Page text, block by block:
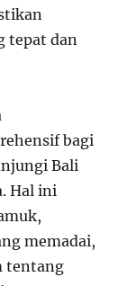
tepat dan
bagi
Bali
Hal ini
memadai,
tentang